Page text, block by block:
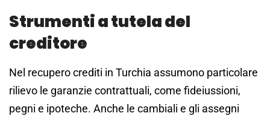
Strumenti a tutela del
creditore
Nel recupero crediti in Turchia assumono particolare
rilievo le garanzie contrattuali, come fideiussioni,
pegni e ipoteche. Anche le cambiali e gli assegni